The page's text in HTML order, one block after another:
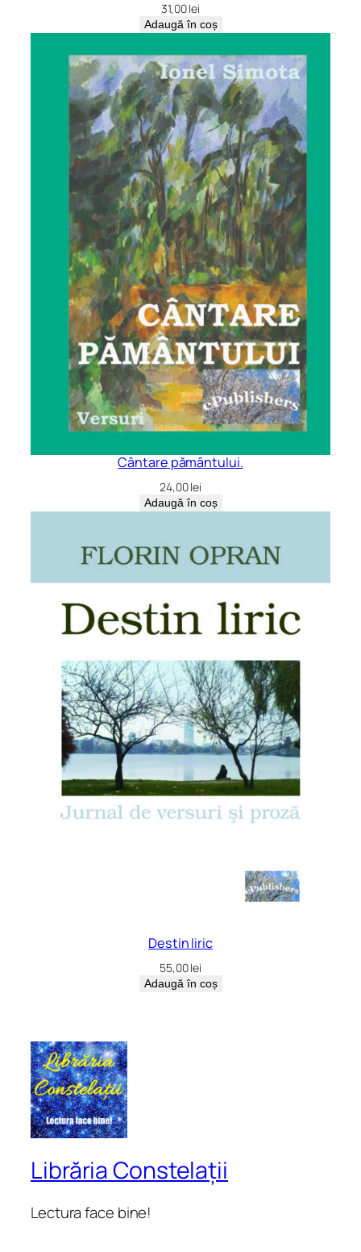
31,00lei
Adaugă în coș
Cântare pământului.
24,00lei
Adaugă în coș
Destin liric
55,00lei
Adaugă în coș
Librăria Constelații
Lectura face bine!